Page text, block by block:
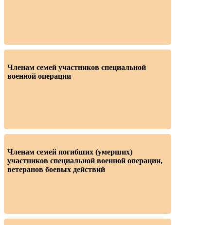
Членам семей участников специальной
военной операции
Членам семей погибших (умерших)
участников специальной военной операции,
ветеранов боевых действий